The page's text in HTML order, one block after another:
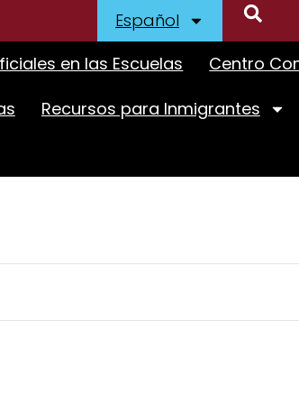
Español
en las Escuelas
Centro
Recursos para Inmigrantes